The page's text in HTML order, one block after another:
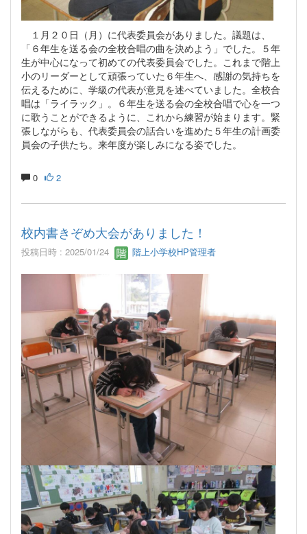
１月２０日（月）に代表委員会がありました。議題は、
「６年生を送る会の全校合唱の曲を決めよう」でした。５年
生が中心になって初めての代表委員会でした。これまで階上
小のリーダーとして頑張っていた６年生へ、感謝の気持ちを
伝えるために、学級の代表が意見を述べていました。全校合
唱は「ライラック」。６年生を送る会の全校合唱で心を一つ
に歌うことができるように、これから練習が始まります。緊
張しながらも、代表委員会の話合いを進めた５年生の計画委
員会の子供たち。来年度が楽しみになる姿でした。
0 2
校内書きぞめ大会がありました！
投稿日時 : 2025/01/24 階上小学校HP管理者